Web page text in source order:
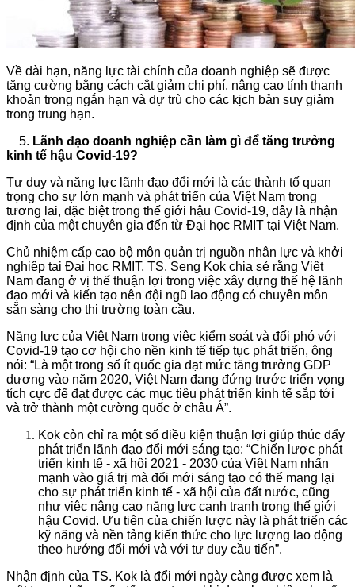
Về dài hạn, năng lực tài chính của doanh nghiệp sẽ được
tăng cường bằng cách cắt giảm chi phí, nâng cao tính thanh
khoản trong ngắn hạn và dự trù cho các kịch bản suy giảm
trong trung hạn.
5. Lãnh đạo doanh nghiệp cần làm gì để tăng trưởng
kinh tế hậu Covid-19?
Tư duy và năng lực lãnh đạo đổi mới là các thành tố quan
trọng cho sự lớn mạnh và phát triển của Việt Nam trong
tương lai, đặc biệt trong thế giới hậu Covid-19, đây là nhận
định của một chuyên gia đến từ Đại học RMIT tại Việt Nam.
Chủ nhiệm cấp cao bộ môn quản trị nguồn nhân lực và khởi
nghiệp tại Đại học RMIT, TS. Seng Kok chia sẻ rằng Việt
Nam đang ở vị thế thuận lợi trong việc xây dựng thế hệ lãnh
đạo mới và kiến tạo nên đội ngũ lao động có chuyên môn
sẵn sàng cho thị trường toàn cầu.
Năng lực của Việt Nam trong việc kiểm soát và đối phó với
Covid-19 tạo cơ hội cho nền kinh tế tiếp tục phát triển, ông
nói: “Là một trong số ít quốc gia đạt mức tăng trưởng GDP
dương vào năm 2020, Việt Nam đang đứng trước triển vọng
tích cực để đạt được các mục tiêu phát triển kinh tế sắp tới
và trở thành một cường quốc ở châu Á”.
Kok còn chỉ ra một số điều kiện thuận lợi giúp thúc đẩy
phát triển lãnh đạo đổi mới sáng tạo: “Chiến lược phát
triển kinh tế - xã hội 2021 - 2030 của Việt Nam nhấn
mạnh vào giá trị mà đổi mới sáng tạo có thể mang lại
cho sự phát triển kinh tế - xã hội của đất nước, cũng
như việc nâng cao năng lực cạnh tranh trong thế giới
hậu Covid. Ưu tiên của chiến lược này là phát triển các
kỹ năng và nền tảng kiến thức cho lực lượng lao động
theo hướng đổi mới và với tư duy cầu tiến”.
Nhận định của TS. Kok là đổi mới ngày càng được xem là